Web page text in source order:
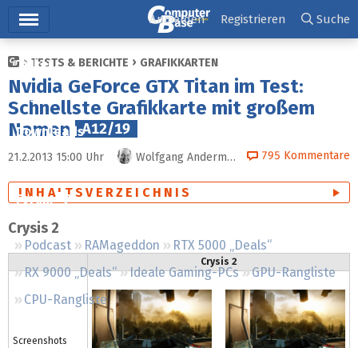
Ticker
Tests
Downloads
Preisvergleich
Forum
Podcast RAMageddon
RTX 5000 „Deals“
RX 9000 „Deals“
Ideale Gaming-PCs
GPU-Rangliste
CPU-Rangliste
Anmelden Registrieren Suche
TESTS & BERICHTE GRAFIKKARTEN
Nvidia GeForce GTX Titan im Test:
Schnellste Grafikkarte mit großem
Namen
A12/19
21.2.2013 15:00 Uhr Wolfgang Andermahr 795 Kommentare
INHALTSVERZEICHNIS
Crysis 2
Crysis 2
Screenshots